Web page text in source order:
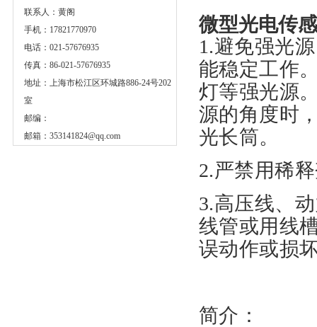
联系人：黄阁
手机：17821770970
电话：021-57676935
传真：86-021-57676935
地址：上海市松江区环城路886-24号202
室
邮编：
邮箱： 353141824@qq.com
微型光电传
1.避免强光
能稳定工作
灯等强光源
源的角度时
光长筒。
2.严禁用稀
3.高压线、
线管或用线
误动作或损
简介：